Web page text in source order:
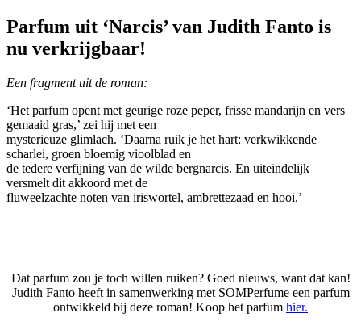
Parfum uit ‘Narcis’ van Judith Fanto is
nu verkrijgbaar!
Een fragment uit de roman:
‘Het parfum opent met geurige roze peper, frisse mandarijn en vers
gemaaid gras,’ zei hij met een
mysterieuze glimlach. ‘Daarna ruik je het hart: verkwikkende
scharlei, groen bloemig vioolblad en
de tedere verfijning van de wilde bergnarcis. En uiteindelijk
versmelt dit akkoord met de
fluweelzachte noten van iriswortel, ambrettezaad en hooi.’
Dat parfum zou je toch willen ruiken? Goed nieuws, want dat kan!
Judith Fanto heeft in samenwerking met SOMPerfume een parfum
ontwikkeld bij deze roman! Koop het parfum hier.